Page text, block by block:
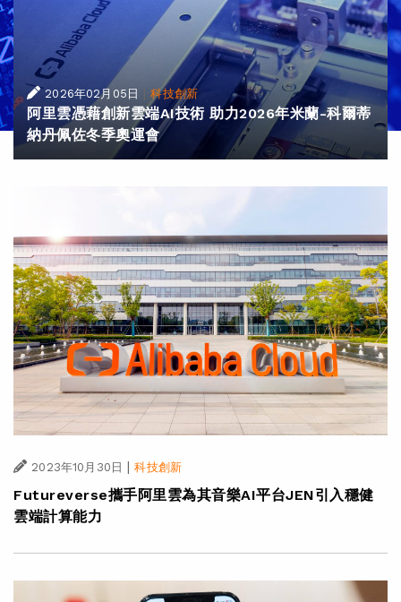
2026年02月05日 |科技創新
阿里雲憑藉創新雲端AI技術 助力2026年米蘭-科爾蒂
納丹佩佐冬季奧運會
2023年10月30日 科技創新
Futureverse攜手阿里雲為其音樂AI平台JEN引入穩健
雲端計算能力